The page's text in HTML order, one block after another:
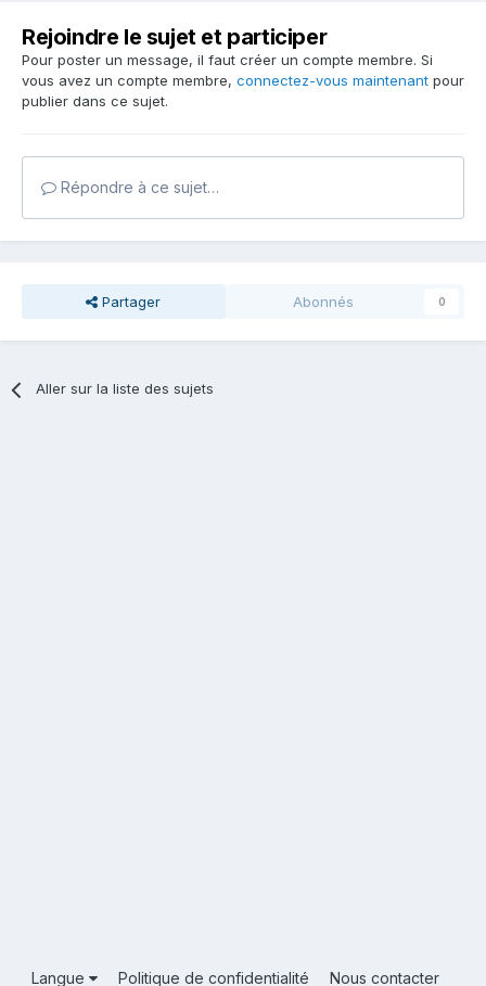
Rejoindre le sujet et participer
Pour poster un message, il faut créer un compte membre. Si
vous avez un compte membre, connectez-vous maintenant pour
publier dans ce sujet.
Répondre à ce sujet…
Partager Abonnés 0
Aller sur la liste des sujets
Langue Politique de confidentialité Nous contacter